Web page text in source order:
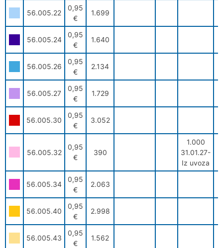
56.005.22
0,95
€
1.699
56.005.24
0,95
€
1.640
56.005.26
0,95
€
2.134
56.005.27
0,95
€
1.729
56.005.30
0,95
€
3.052
56.005.32
0,95
€
390
1.000
31.01.27-
Iz uvoza
56.005.34
0,95
€
2.063
56.005.40
0,95
€
2.998
56.005.43
0,95
€
1.562